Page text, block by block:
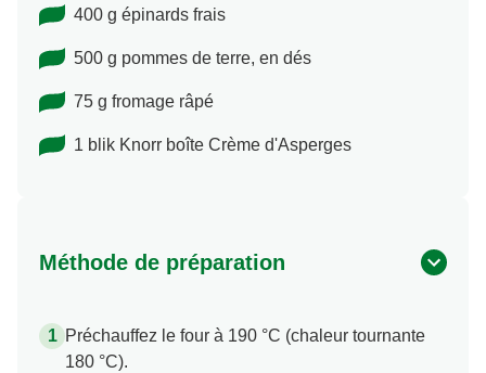
400 g épinards frais
500 g pommes de terre, en dés
75 g fromage râpé
1 blik Knorr boîte Crème d'Asperges
Méthode de préparation
Préchauffez le four à 190 °C (chaleur tournante
180 °C).